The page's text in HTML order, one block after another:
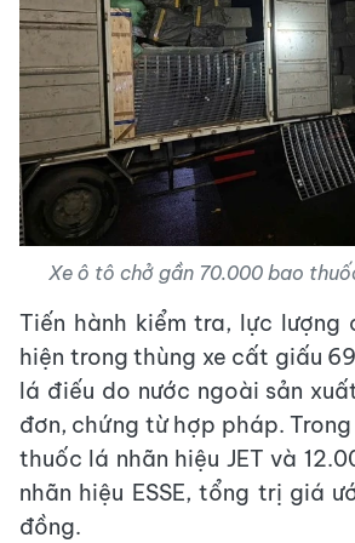
Xe ô tô chở gần 70.000 bao
Tiến hành kiểm tra, lực lượng
hiện trong thùng xe cất giấu
lá điếu do nước ngoài sản
đơn, chứng từ hợp pháp.
thuốc lá nhãn hiệu JET và
nhãn hiệu ESSE, tổng trị giá
đồng.